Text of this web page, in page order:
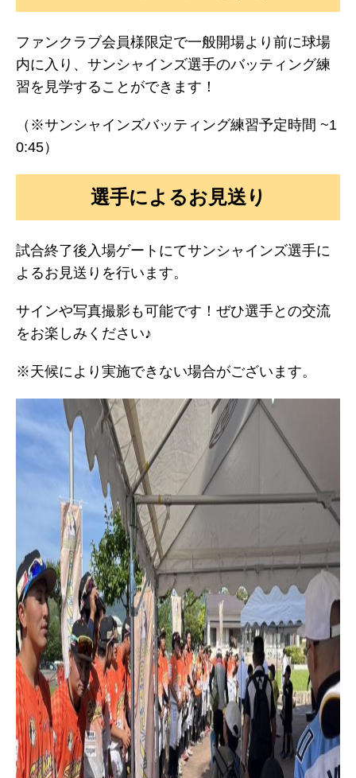
ファンクラブ会員様限定で一般開場より前に球場
内に入り、サンシャインズ選手のバッティング練
習を見学することができます！
（※サンシャインズバッティング練習予定時間 ~1
0:45）
選手によるお見送り
試合終了後入場ゲートにてサンシャインズ選手に
よるお見送りを行います。
サインや写真撮影も可能です！ぜひ選手との交流
をお楽しみください♪
※天候により実施できない場合がございます。